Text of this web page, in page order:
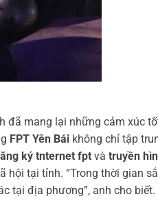
đã mang lại những cảm xúc
FPT Yên Bái không chỉ tập
ký tnternet fpt và truyền
hội tại tỉnh. “Trong thời gian
tại địa phương”, anh cho biết.